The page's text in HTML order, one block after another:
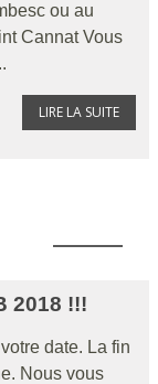
ou au
Cannat Vous
LIRE LA SUITE
2018 !!!
date. La fin
Nous vous